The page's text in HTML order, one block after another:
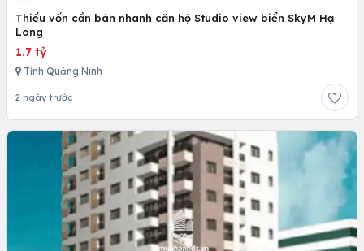
Thiếu vốn cần bán nhanh căn hộ Studio view biển SkyM Hạ
Long
1.7 tỷ
Tỉnh Quảng Ninh
2 ngày trước